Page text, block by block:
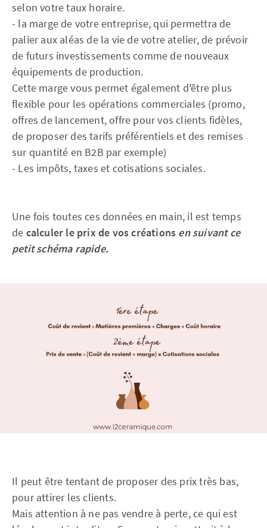
selon votre taux horaire.
- la marge de votre entreprise, qui permettra de
palier aux aléas de la vie de votre atelier, de prévoir
de futurs investissements comme de nouveaux
équipements de production.
Cette marge vous permet également d'être plus
flexible pour les opérations commerciales (promo,
offres de lancement, offre pour vos clients fidèles,
de proposer des tarifs préférentiels et des remises
sur quantité en B2B par exemple)
- Les impôts, taxes et cotisations sociales.
Une fois toutes ces données en main, il est temps
de calculer le prix de vos créations en suivant ce
petit schéma rapide.
Il peut être tentant de proposer des prix très bas,
pour attirer les clients.
Mais attention à ne pas vendre à perte, ce qui est